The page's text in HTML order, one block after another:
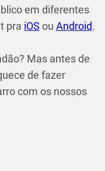
em diferentes
pra iOS ou Android.
Mas antes de
de fazer
com os nossos